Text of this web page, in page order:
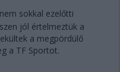
sokkal ezelőtti
jól értelmeztük a
a megpördülő
a TF Sportot.